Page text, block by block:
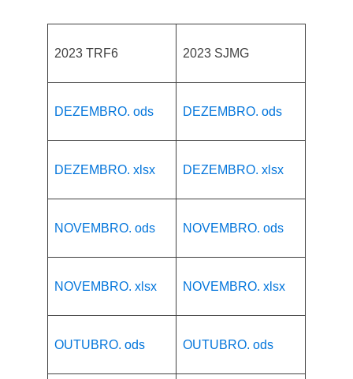
2023 TRF6 2023 SJMG
DEZEMBRO. ods DEZEMBRO. ods
DEZEMBRO. xlsx DEZEMBRO. xlsx
NOVEMBRO. ods NOVEMBRO. ods
NOVEMBRO. xlsx NOVEMBRO. xlsx
OUTUBRO. ods OUTUBRO. ods